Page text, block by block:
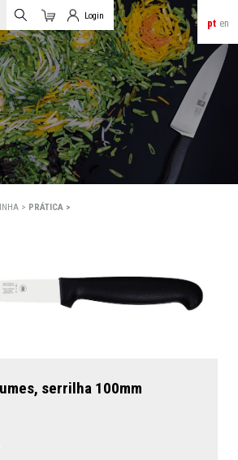
pt en
Login
Clientes
> PRÁTICA >
serrilha 100mm